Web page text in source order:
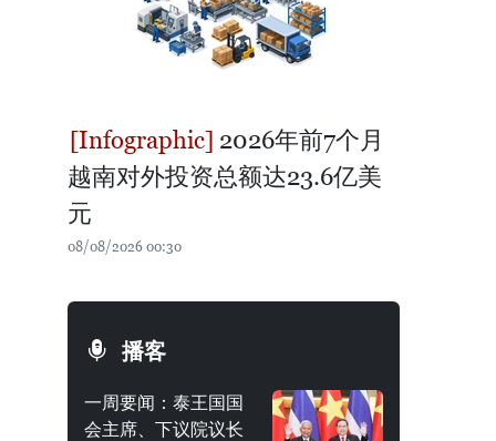
2026年前7个月
越南对外投资总额达23.6亿美
元
08/08/2026 00:30
播客
一周要闻：泰王国国
会主席、下议院议长